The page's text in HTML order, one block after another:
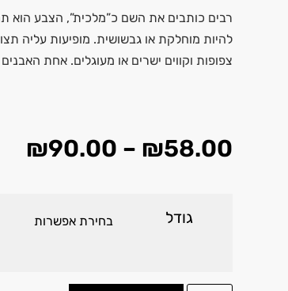
רבים כותבים את השם כ”מלכית”, הצבע הוא
להיות מוחלקת או גבשושית. מופיעות עליה
צפופות וקווים ישרים או מעוגלים. אחת
₪58.00
–
₪90.00
גודל